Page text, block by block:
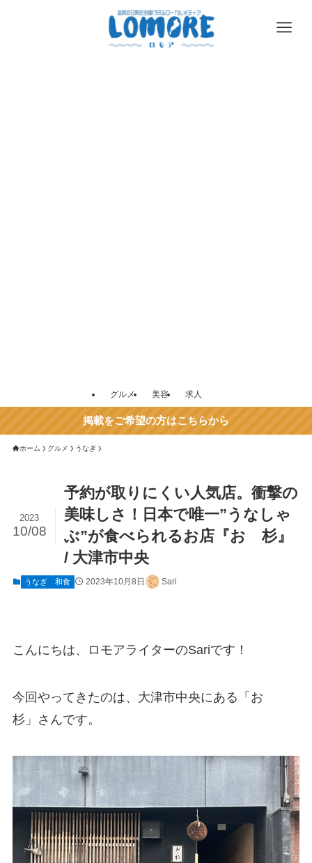
グルメ 美容 求人
掲載をご希望の方はこちらから
ホーム グルメ うなぎ
予約が取りにくい人気店。衝撃の
美味しさ！日本で唯一”うなしゃ
ぶ”が食べられるお店『おゝ杉』
/ 大津市中央
2023
10/08
うなぎ 和食 2023年10月8日 Sari
こんにちは、ロモアライターのSariです！
今回やってきたのは、大津市中央にある「おゝ
杉」さんです。